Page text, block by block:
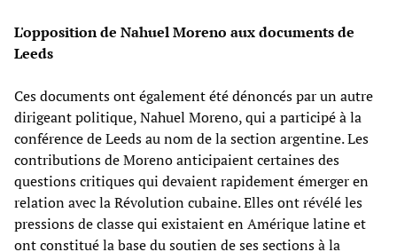
L'opposition de Nahuel Moreno aux documents de
Leeds
Ces documents ont également été dénoncés par un autre
dirigeant politique, Nahuel Moreno, qui a participé à la
conférence de Leeds au nom de la section argentine. Les
contributions de Moreno anticipaient certaines des
questions critiques qui devaient rapidement émerger en
relation avec la Révolution cubaine. Elles ont révélé les
pressions de classe qui existaient en Amérique latine et
ont constitué la base du soutien de ses sections à la